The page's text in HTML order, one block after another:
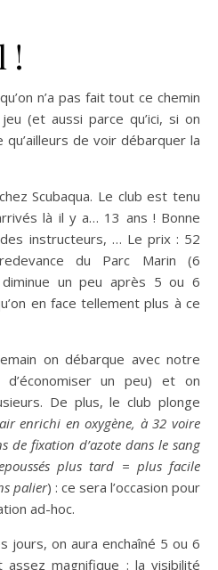
!
n’a pas fait tout ce chemin
(et aussi parce qu’ici, si on
de voir débarquer la
Scubaqua. Le club est tenu
là il y a… 13 ans ! Bonne
instructeurs, … Le prix : 52
du Parc Marin (6
diminue un peu après 5 ou 6
en face tellement plus à ce
on débarque avec notre
un peu) et on
De plus, le club plonge
air enrichi en oxygène, à 32 voire
de fixation d’azote dans le sang
plus tard = plus facile
palier) : ce sera l’occasion pour
ad-hoc.
jours, on aura enchaîné 5 ou 6
assez magnifique : la visibilité